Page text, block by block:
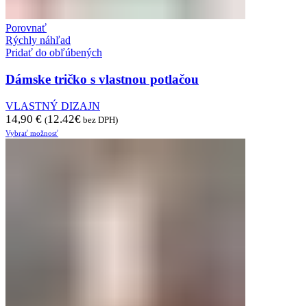
Porovnať
Rýchly náhľad
Pridať do obľúbených
Dámske tričko s vlastnou potlačou
VLASTNÝ DIZAJN
14,90 € (12.42€ bez DPH)
Vybrať možnosť